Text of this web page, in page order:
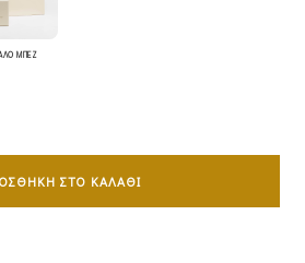
ΜΠΕΖ
ΣΤΟ ΚΑΛΆΘΙ